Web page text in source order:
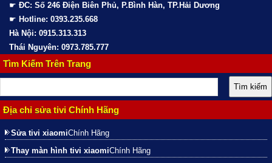
☛ ĐC: Số 246 Điện Biên Phủ, P.Bình Hàn, TP.Hải Dương
☛ Hotline: 0393.235.668
Hà Nội: 0915.313.313
Thái Nguyên: 0973.785.777
Tìm Kiếm Trên Trang
Địa chỉ sửa tivi Chính Hãng
Sửa tivi xiaomiChính Hãng
Thay màn hình tivi xiaomiChính Hãng